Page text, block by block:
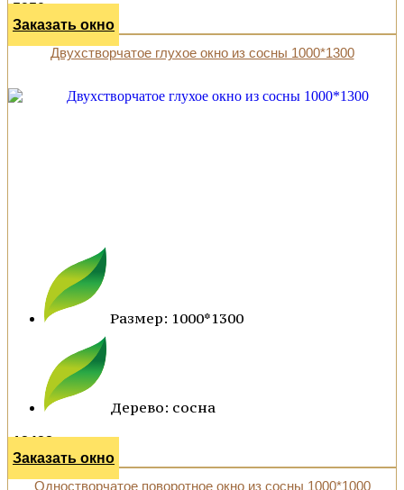
5950 р.
Заказать окно
Двухстворчатое глухое окно из сосны 1000*1300
Размер: 1000*1300
Дерево: сосна
13428 р.
Заказать окно
Одностворчатое поворотное окно из сосны 1000*1000